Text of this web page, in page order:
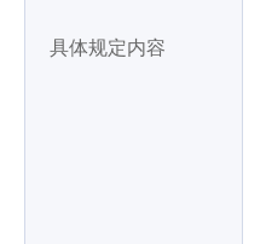
具体规定内容